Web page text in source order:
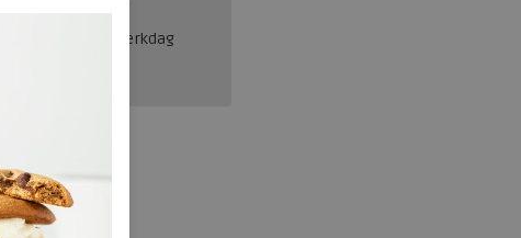
binnen 1 werkdag
29506-20720
231.76.114592
Grey